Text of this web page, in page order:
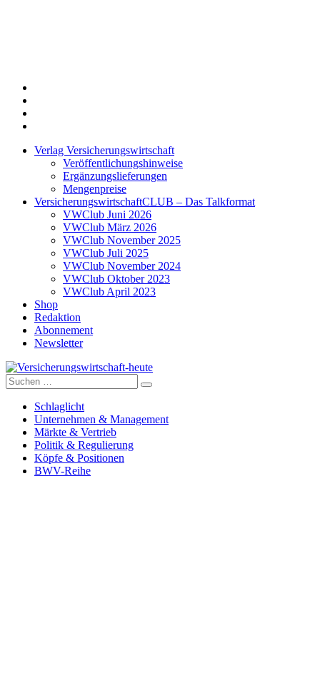
Verlag Versicherungswirtschaft
Veröffentlichungshinweise
Ergänzungslieferungen
Mengenpreise
VersicherungswirtschaftCLUB – Das Talkformat
VWClub Juni 2026
VWClub März 2026
VWClub November 2025
VWClub Juli 2025
VWClub November 2024
VWClub Oktober 2023
VWClub April 2023
Shop
Redaktion
Abonnement
Newsletter
Versicherungswirtschaft-heute
Suche
nach:
Schlaglicht
Unternehmen & Management
Märkte & Vertrieb
Politik & Regulierung
Köpfe & Positionen
BWV-Reihe